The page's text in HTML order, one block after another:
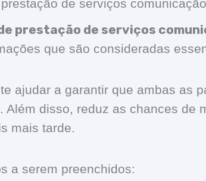
de serviços
prestação de serviços
que são consideradas
ajudar a garantir que ambas as
Além disso, reduz as chances de
mais tarde.
a serem preenchidos: